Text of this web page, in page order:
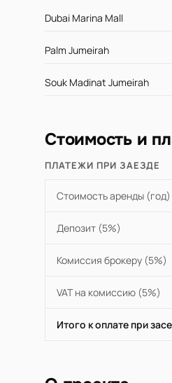
Dubai Marina Mall
Palm Jumeirah
Souk Madinat Jumeirah
Стоимость и
ПЛАТЕЖИ ПРИ ЗАЕЗДЕ
Стоимость аренды (год)
Депозит (5%)
Комиссия брокеру (5%)
VAT на комиссию (5%)
Итого к оплате при